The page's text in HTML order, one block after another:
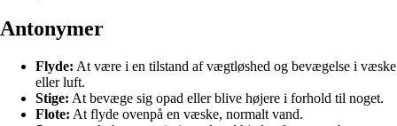
Antonymer
Flyde: At være i en tilstand af vægtløshed og bevægelse i væske
eller luft.
Stige: At bevæge sig opad eller blive højere i forhold til noget.
Flote: At flyde ovenpå en væske, normalt vand.